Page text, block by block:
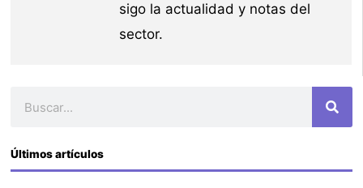
sigo la actualidad y notas del
sector.
Últimos artículos